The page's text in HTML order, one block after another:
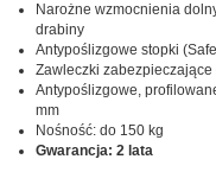
Narożne wzmocnienia
drabiny
Antypoślizgowe stopki
Zawleczki
Antypoślizgowe,
mm
Nośność: do 150 kg
Gwarancja: 2 lata